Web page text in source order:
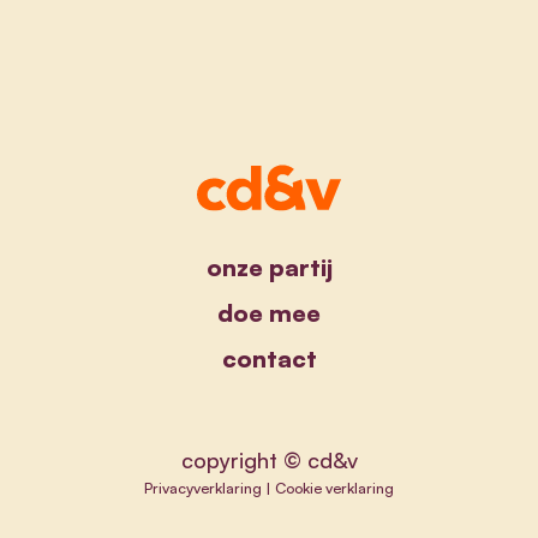
onze partij
doe mee
contact
copyright © cd&v
Privacyverklaring | Cookie verklaring